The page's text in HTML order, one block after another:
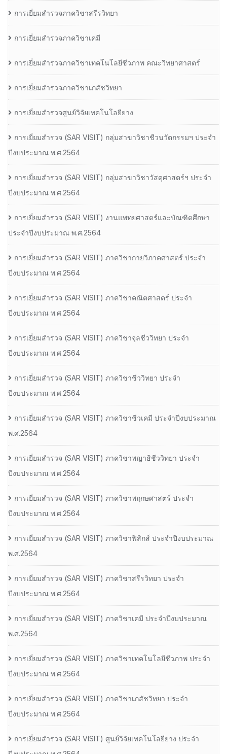
การเยี่ยมสำรวจภาควิชาสรีรวิทยา
การเยี่ยมสำรวจภาควิชาเคมี
การเยี่ยมสำรวจภาควิชาเทคโนโลยีชีวภาพ คณะวิทยาศาสตร์
การเยี่ยมสำรวจภาควิชาเภสัชวิทยา
การเยี่ยมสำรวจศูนย์วิจัยเทคโนโลยียาง
การเยี่ยมสํารวจ (SAR VISIT) กลุ่มสาขาวิชาชีวนวัตกรรมฯ ประจํา
ปีงบประมาณ พ.ศ.2564
การเยี่ยมสํารวจ (SAR VISIT) กลุ่มสาขาวิชาวัสดุศาสตร์ฯ ประจํา
ปีงบประมาณ พ.ศ.2564
การเยี่ยมสํารวจ (SAR VISIT) งานแพทยศาสตร์และบัณฑิตศึกษา
ประจําปีงบประมาณ พ.ศ.2564
การเยี่ยมสํารวจ (SAR VISIT) ภาควิชากายวิภาคศาสตร์ ประจํา
ปีงบประมาณ พ.ศ.2564
การเยี่ยมสํารวจ (SAR VISIT) ภาควิชาคณิตศาสตร์ ประจํา
ปีงบประมาณ พ.ศ.2564
การเยี่ยมสํารวจ (SAR VISIT) ภาควิชาจุลชีววิทยา ประจํา
ปีงบประมาณ พ.ศ.2564
การเยี่ยมสํารวจ (SAR VISIT) ภาควิชาชีววิทยา ประจํา
ปีงบประมาณ พ.ศ.2564
การเยี่ยมสํารวจ (SAR VISIT) ภาควิชาชีวเคมี ประจําปีงบประมาณ
พ.ศ.2564
การเยี่ยมสํารวจ (SAR VISIT) ภาควิชาพญาธิชีววิทยา ประจํา
ปีงบประมาณ พ.ศ.2564
การเยี่ยมสํารวจ (SAR VISIT) ภาควิชาพฤกษศาสตร์ ประจํา
ปีงบประมาณ พ.ศ.2564
การเยี่ยมสํารวจ (SAR VISIT) ภาควิชาฟิสิกส์ ประจําปีงบประมาณ
พ.ศ.2564
การเยี่ยมสํารวจ (SAR VISIT) ภาควิชาสรีรวิทยา ประจํา
ปีงบประมาณ พ.ศ.2564
การเยี่ยมสํารวจ (SAR VISIT) ภาควิชาเคมี ประจําปีงบประมาณ
พ.ศ.2564
การเยี่ยมสํารวจ (SAR VISIT) ภาควิชาเทคโนโลยีชีวภาพ ประจํา
ปีงบประมาณ พ.ศ.2564
การเยี่ยมสํารวจ (SAR VISIT) ภาควิชาเภสัชวิทยา ประจํา
ปีงบประมาณ พ.ศ.2564
การเยี่ยมสํารวจ (SAR VISIT) ศูนย์วิจัยเทคโนโลยียาง ประจํา